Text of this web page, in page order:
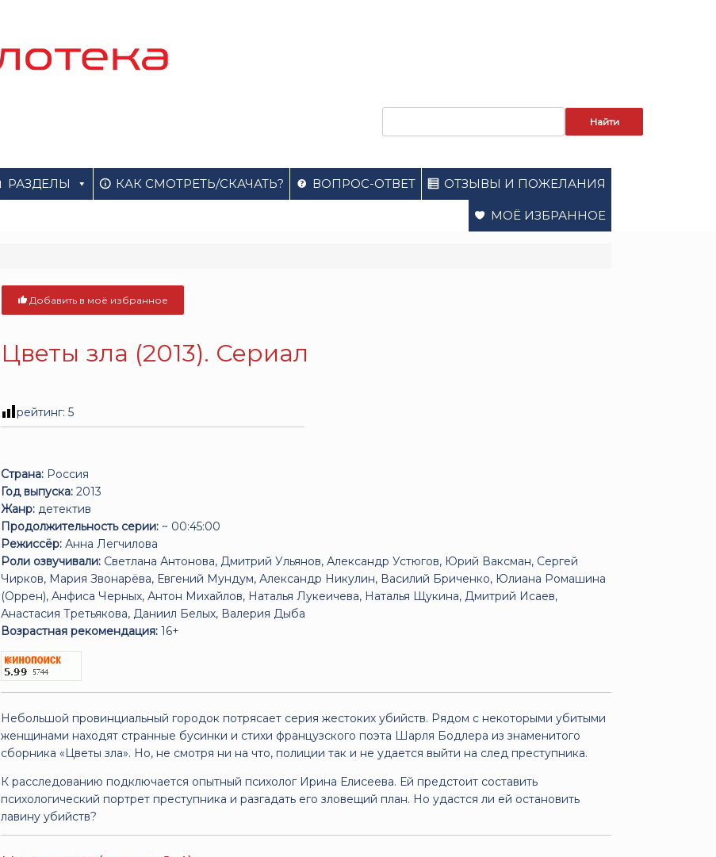
РАЗДЕЛЫ КАК СМОТРЕТЬ/СКАЧАТЬ? ВОПРОС-ОТВЕТ ОТЗЫВЫ И ПОЖЕЛАНИЯ
МОЁ ИЗБРАННОЕ
Добавить в моё избранное
Цветы зла (2013). Сериал
рейтинг:5
Страна: Россия
Год выпуска: 2013
Жанр: детектив
Продолжительность серии: ~ 00:45:00
Режиссёр: Анна Легчилова
Роли озвучивали: Светлана Антонова, Дмитрий Ульянов, Александр Устюгов, Юрий Ваксман, Сергей
Чирков, Мария Звонарёва, Евгений Мундум, Александр Никулин, Василий Бриченко, Юлиана Ромашина
(Оррен), Анфиса Черных, Антон Михайлов, Наталья Лукеичева, Наталья Щукина, Дмитрий Исаев,
Анастасия Третьякова, Даниил Белых, Валерия Дыба
Возрастная рекомендация: 16+
Небольшой провинциальный городок потрясает серия жестоких убийств. Рядом с некоторыми убитыми
женщинами находят странные бусинки и стихи французского поэта Шарля Бодлера из знаменитого
сборника «Цветы зла». Но, не смотря ни на что, полиции так и не удается выйти на след преступника.
К расследованию подключается опытный психолог Ирина Елисеева. Ей предстоит составить
психологический портрет преступника и разгадать его зловещий план. Но удастся ли ей остановить
лавину убийств?